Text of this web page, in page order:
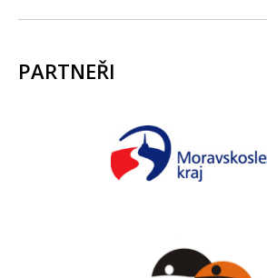
PARTNEŘI